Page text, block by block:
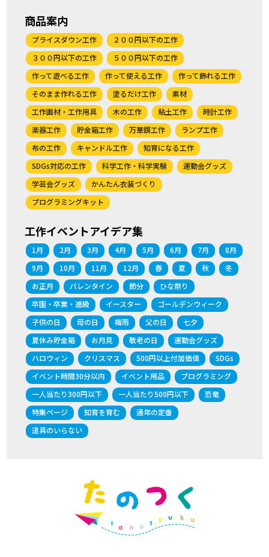
商品案内
プライスダウン工作
２００円以下の工作
３００円以下の工作
５００円以下の工作
作って遊べる工作
作って使える工作
作って飾れる工作
そのまま作れる工作
塗るだけ工作
素材
工作画材・工作用具
木の工作 粘土工作
時計工作
楽器工作
貯金箱工作 万華鏡工作
ランプ工作
布の工作
キャンドル工作
知育になる工作
SDGs対応の工作
科学工作・科学実験
運動会グッズ
学芸会グッズ
かんたん衣装づくり
プログラミングキット
工作イベントアイデア集
1月 2月 3月 4月 5月 6月 7月
8月
9月
10月 11月 12月 春 夏 秋
冬
お正月
バレンタイン 節分
ひな祭り
卒園・卒業・進級
イースター
ゴールデンウィーク
子供の日
母の日 梅雨 父の日
七夕
夏休み貯金箱
お月見 敬老の日
運動会グッズ
ハロウィン
クリスマス 500円以上付加価値
SDGs
イベント時間30分以内
イベント用品
プログラミング
一人当たり300円以下
一人当たり500円以下
恐竜
特集ページ
知育を育む
通年の定番
道具のいらない